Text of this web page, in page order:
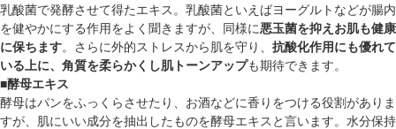
乳酸菌で発酵させて得たエキス。乳酸菌といえばヨーグルトなどが腸内
を健やかにする作用をよく聞きますが、同様に悪玉菌を抑えお肌も健康
に保ちます。さらに外的ストレスから肌を守り、 抗酸化作用にも優れて
いる上に、角質を柔らかくし肌トーンアップも期待できます。
■酵母エキス
酵母はパンをふっくらさせたり、お酒などに香りをつける役割がありま
すが、肌にいい成分を抽出したものを酵母エキスと言います。水分保持